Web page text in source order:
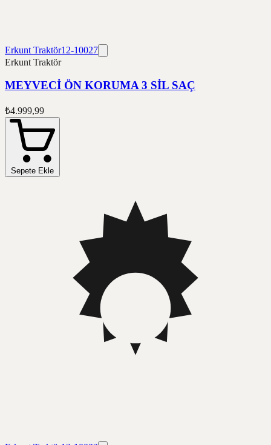
Erkunt Traktör12-10027
Erkunt Traktör
MEYVECİ ÖN KORUMA 3 SİL SAÇ
₺4.999,99
Sepete Ekle